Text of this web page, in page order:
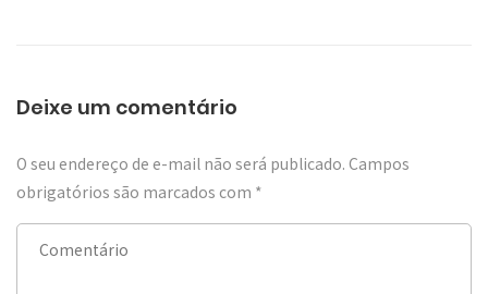
Deixe um comentário
O seu endereço de e-mail não será publicado. Campos
obrigatórios são marcados com *